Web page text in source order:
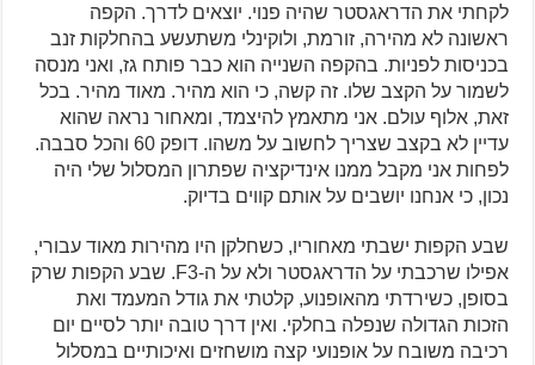
לקחתי את הדראגסטר שהיה פנוי. יוצאים לדרך. הקפה
ראשונה לא מהירה, זורמת, ולוקינלי משתעשע בהחלקות זנב
בכניסות לפניות. בהקפה השנייה הוא כבר פותח גז, ואני מנסה
לשמור על הקצב שלו. זה קשה, כי הוא מהיר. מאוד מהיר. בכל
זאת, אלוף עולם. אני מתאמץ להיצמד, ומאחור נראה שהוא
עדיין לא בקצב שצריך לחשוב על משהו. דופק 60 והכל סבבה.
לפחות אני מקבל ממנו אינדיקציה שפתרון המסלול שלי היה
נכון, כי אנחנו יושבים על אותם קווים בדיוק.
שבע הקפות ישבתי מאחוריו, כשחלקן היו מהירות מאוד עבורי,
אפילו שרכבתי על הדראגסטר ולא על ה-F3. שבע הקפות שרק
בסופן, כשירדתי מהאופנוע, קלטתי את גודל המעמד ואת
הזכות הגדולה שנפלה בחלקי. ואין דרך טובה יותר לסיים יום
רכיבה משובח על אופנועי קצה מושחזים ואיכותיים במסלול